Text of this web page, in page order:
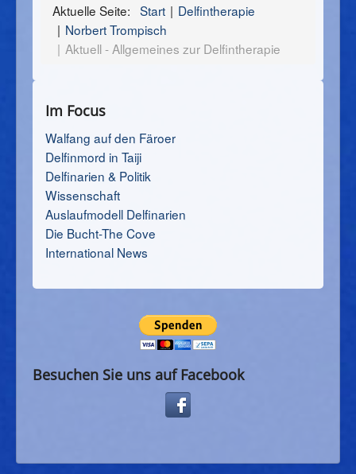
Aktuelle Seite: Start
Delfintherapie
Norbert Trompisch
Aktuell - Allgemeines zur Delfintherapie
Im Focus
Walfang auf den Färoer
Delfinmord in Taiji
Delfinarien & Politik
Wissenschaft
Auslaufmodell Delfinarien
Die Bucht-The Cove
International News
Besuchen Sie uns auf Facebook